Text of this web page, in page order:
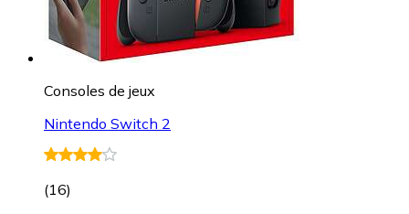
Consoles de jeux
Nintendo Switch 2
(16)